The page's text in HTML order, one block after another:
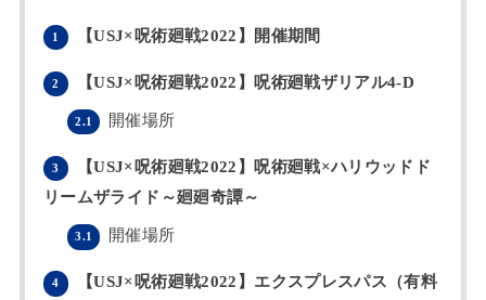
1 【USJ×呪術廻戦2022】開催期間
2 【USJ×呪術廻戦2022】呪術廻戦ザリアル4-D
2.1 開催場所
3
【USJ×呪術廻戦2022】呪術廻戦×ハリウッドド
リームザライド～廻廻奇譚～
3.1 開催場所
4
【USJ×呪術廻戦2022】エクスプレスパス（有料